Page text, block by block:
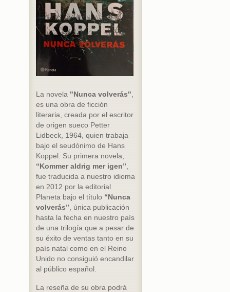
La novela "Nunca volverás"
es una obra de ficción
literaria, creada por el escritor
de origen sueco Petter
Lidbeck, 1964, quien trabaja
bajo el seudónimo de Hans
Koppel. Su primera novela,
“Kommer aldrig mer igen”
fue traducida a nuestro idioma
en 2012 por la editorial
Planeta bajo el título “Nunca
volverás” , única publicación
hasta la fecha en nuestro país
de una trilogía que a pesar de
su éxito de ventas tanto en su
país natal como en el Reino
Unido no consiguió encandilar
al público español.
La reseña de su obra podrá